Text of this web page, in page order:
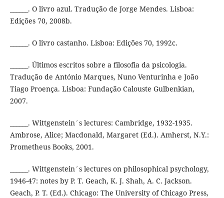
______. O livro azul. Tradução de Jorge Mendes. Lisboa:
Edições 70, 2008b.
______. O livro castanho. Lisboa: Edições 70, 1992c.
______. Últimos escritos sobre a filosofia da psicologia.
Tradução de António Marques, Nuno Venturinha e João
Tiago Proença. Lisboa: Fundação Calouste Gulbenkian,
2007.
______. Wittgenstein´s lectures: Cambridge, 1932-1935.
Ambrose, Alice; Macdonald, Margaret (Ed.). Amherst, N.Y.:
Prometheus Books, 2001.
______. Wittgenstein´s lectures on philosophical psychology,
1946-47: notes by P. T. Geach, K. J. Shah, A. C. Jackson.
Geach, P. T. (Ed.). Chicago: The University of Chicago Press,